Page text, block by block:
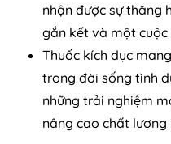
nhận được sự thăng
gắn kết và một cuộc
Thuốc kích dục
trong đời sống tình
những trải nghiệm
nâng cao chất lượng